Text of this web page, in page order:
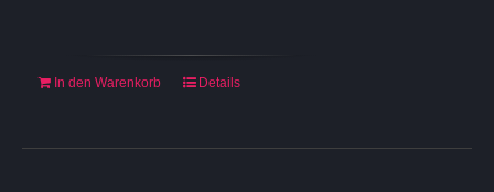
In den Warenkorb Details